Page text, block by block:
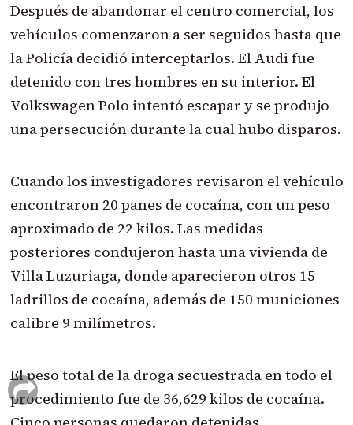
Después de abandonar el centro comercial, los
vehículos comenzaron a ser seguidos hasta que
la Policía decidió interceptarlos. El Audi fue
detenido con tres hombres en su interior. El
Volkswagen Polo intentó escapar y se produjo
una persecución durante la cual hubo disparos.
Cuando los investigadores revisaron el vehículo
encontraron 20 panes de cocaína, con un peso
aproximado de 22 kilos. Las medidas
posteriores condujeron hasta una vivienda de
Villa Luzuriaga, donde aparecieron otros 15
ladrillos de cocaína, además de 150 municiones
calibre 9 milímetros.
El peso total de la droga secuestrada en todo el
procedimiento fue de 36,629 kilos de cocaína.